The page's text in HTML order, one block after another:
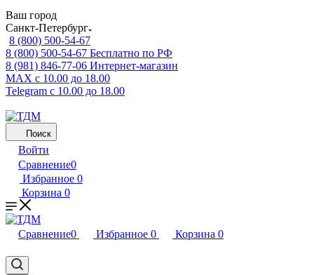
Ваш город
Санкт-Петербург
8 (800) 500-54-67
8 (800) 500-54-67 Бесплатно по РФ
8 (981) 846-77-06 Интернет-магазин
MAX с 10.00 до 18.00
Telegram с 10.00 до 18.00
Поиск
Войти
Сравнение0
Избранное 0
Корзина 0
Сравнение0 Избранное 0 Корзина 0